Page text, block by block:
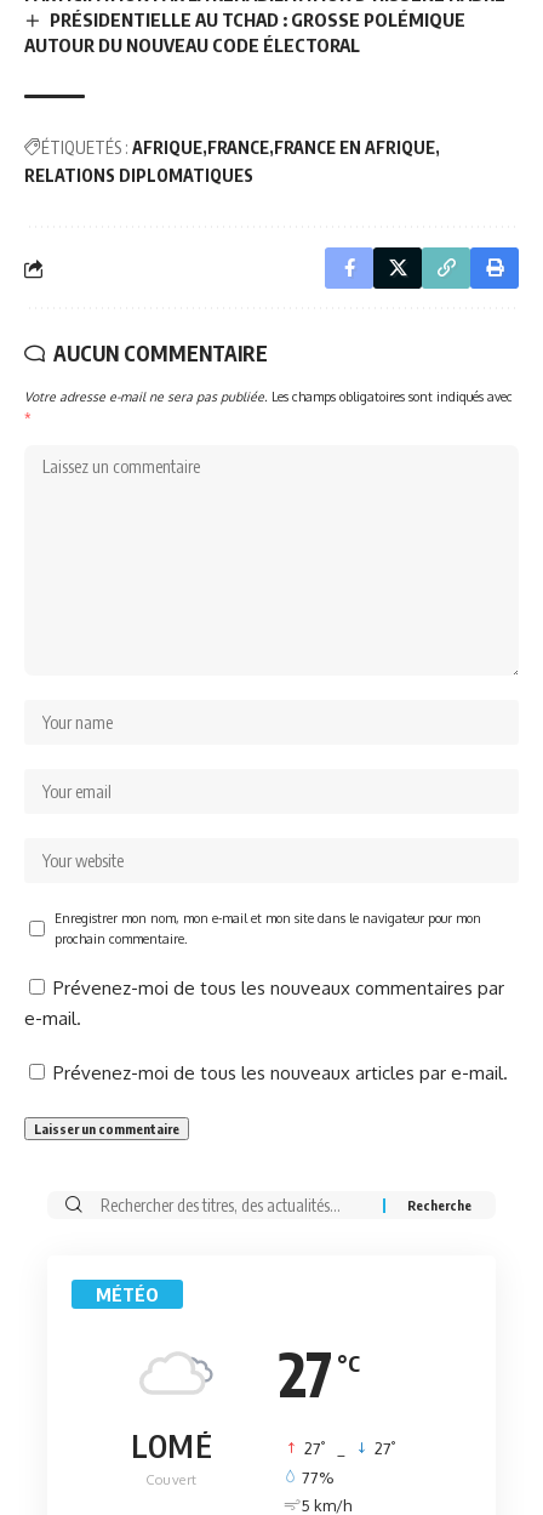
PRÉSIDENTIELLE AU TCHAD : GROSSE POLÉMIQUE
AUTOUR DU NOUVEAU CODE ÉLECTORAL
ÉTIQUETÉS : AFRIQUE FRANCE FRANCE EN AFRIQUE
RELATIONS DIPLOMATIQUES
AUCUN COMMENTAIRE
Votre adresse e-mail ne sera pas publiée. Les champs obligatoires sont indiqués avec
*
Enregistrer mon nom, mon e-mail et mon site dans le navigateur pour mon
prochain commentaire.
Prévenez-moi de tous les nouveaux commentaires par
e-mail.
Prévenez-moi de tous les nouveaux articles par e-mail.
Rechercher:
MÉTÉO
27 °C
LOMÉ
Couvert
27° 27°
77%
5 km/h